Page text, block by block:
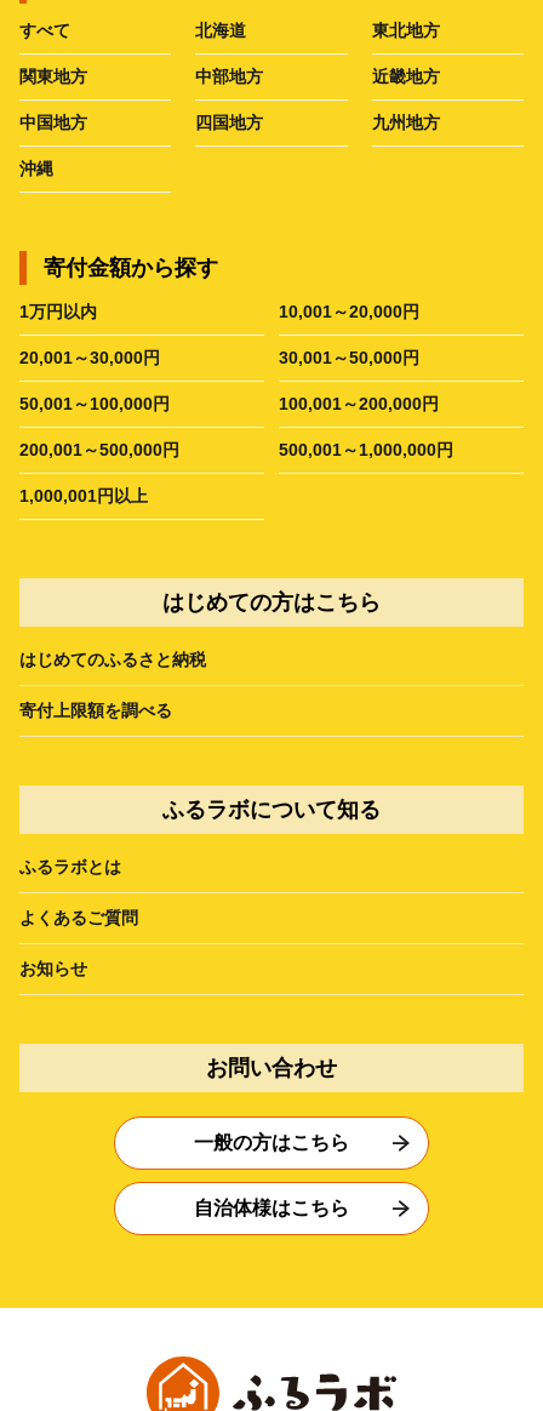
すべて 北海道 東北地方
関東地方 中部地方 近畿地方
中国地方 四国地方 九州地方
沖縄
寄付金額から探す
1万円以内 10,001～20,000円
20,001～30,000円 30,001～50,000円
50,001～100,000円 100,001～200,000円
200,001～500,000円 500,001～1,000,000円
1,000,001円以上
はじめての方はこちら
はじめてのふるさと納税
寄付上限額を調べる
ふるラボについて知る
ふるラボとは
よくあるご質問
お知らせ
お問い合わせ
一般の方はこちら
自治体様はこちら